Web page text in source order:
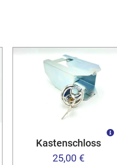
Kastenschloss
25,00 €